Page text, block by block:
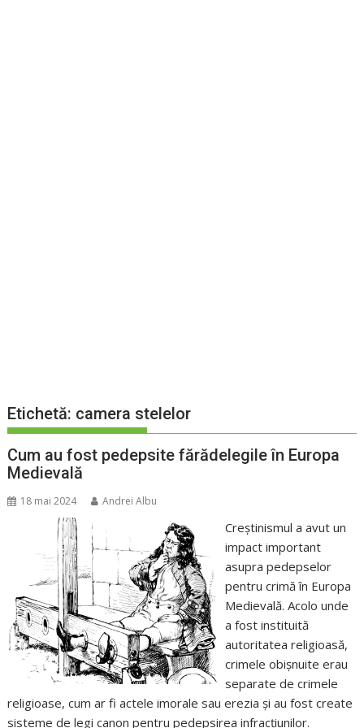
Etichetă: camera stelelor
Cum au fost pedepsite fărădelegile în Europa
Medievală
18 mai 2024 Andrei Albu
Creștinismul a avut un
impact important
asupra pedepselor
pentru crimă în Europa
Medievală. Acolo unde
a fost instituită
autoritatea religioasă,
crimele obișnuite erau
separate de crimele
religioase, cum ar fi actele imorale sau erezia și au fost create
sisteme de legi canon pentru pedepsirea infracțiunilor.